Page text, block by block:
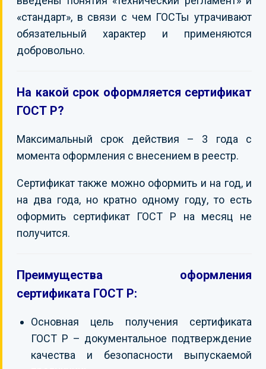
«стандарт», в связи с чем ГОСТы утрачивают
обязательный характер и применяются
добровольно.
На какой срок оформляется сертификат
ГОСТ Р?
Максимальный срок действия – 3 года с
момента оформления с внесением в реестр.
Сертификат также можно оформить и на год, и
на два года, но кратно одному году, то есть
оформить сертификат ГОСТ Р на месяц не
получится.
Преимущества оформления
сертификата ГОСТ Р:
Основная цель получения сертификата
ГОСТ Р – документальное подтверждение
качества и безопасности выпускаемой